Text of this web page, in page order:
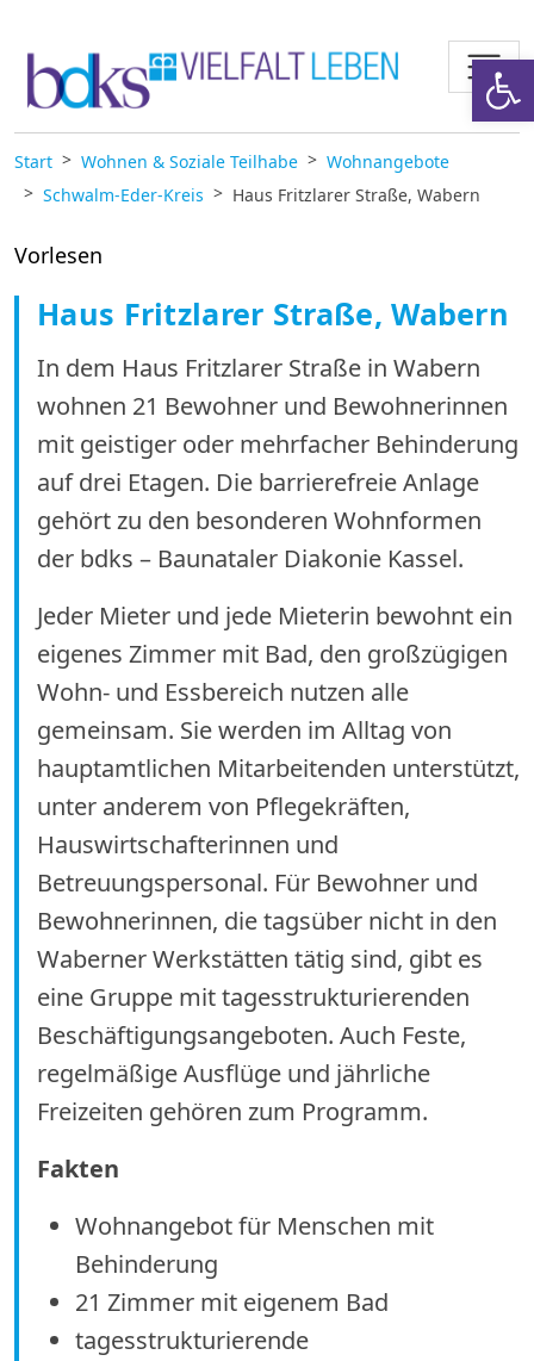
Start Wohnen & Soziale Teilhabe
Wohnangebote
Schwalm-Eder-Kreis
Haus Fritzlarer Straße, Wabern
Vorlesen
Haus Fritzlarer Straße, Wabern
In dem Haus Fritzlarer Straße in Wabern
wohnen 21 Bewohner und Bewohnerinnen
mit geistiger oder mehrfacher Behinderung
auf drei Etagen. Die barrierefreie Anlage
gehört zu den besonderen Wohnformen
der bdks – Baunataler Diakonie Kassel.
Jeder Mieter und jede Mieterin bewohnt ein
eigenes Zimmer mit Bad, den großzügigen
Wohn- und Essbereich nutzen alle
gemeinsam. Sie werden im Alltag von
hauptamtlichen Mitarbeitenden unterstützt,
unter anderem von Pflegekräften,
Hauswirtschafterinnen und
Betreuungspersonal. Für Bewohner und
Bewohnerinnen, die tagsüber nicht in den
Waberner Werkstätten tätig sind, gibt es
eine Gruppe mit tagesstrukturierenden
Beschäftigungsangeboten. Auch Feste,
regelmäßige Ausflüge und jährliche
Freizeiten gehören zum Programm.
Fakten
Wohnangebot für Menschen mit
Behinderung
21 Zimmer mit eigenem Bad
tagesstrukturierende